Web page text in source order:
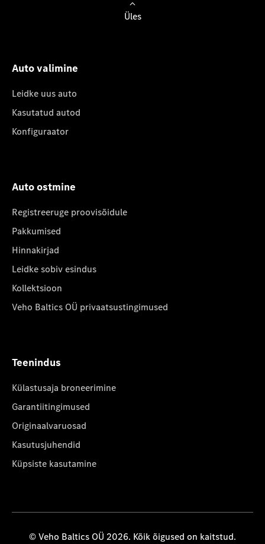
Üles
Auto valimine
Leidke uus auto
Kasutatud autod
Konfiguraator
Auto ostmine
Registreeruge proovisõidule
Pakkumised
Hinnakirjad
Leidke sobiv esindus
Kollektsioon
Veho Baltics OÜ privaatsustingimused
Teenindus
Külastusaja broneerimine
Garantiitingimused
Originaalvaruosad
Kasutusjuhendid
Küpsiste kasutamine
© Veho Baltics OÜ 2026. Kõik õigused on kaitstud.